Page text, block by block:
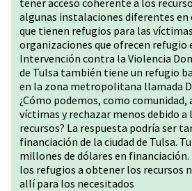
tener acceso coherente a los
algunas instalaciones diferentes en
que tienen refugios para las
organizaciones que ofrecen refugio
Intervención contra la Violencia
de Tulsa también tiene un refugio
en la zona metropolitana llamada
¿Cómo podemos, como comunidad,
víctimas y rechazar menos debido a
recursos? La respuesta podría ser
financiación de la ciudad de Tulsa.
millones de dólares en financiación.
los refugios a obtener los recursos
allí para los necesitados